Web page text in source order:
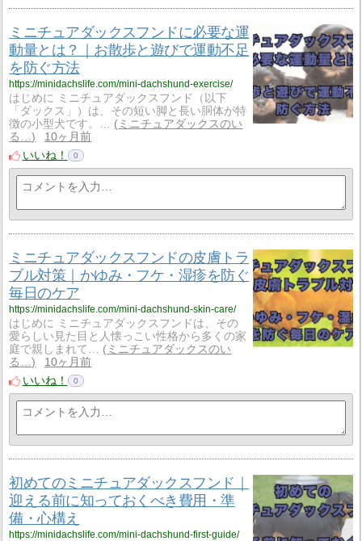
ミニチュアダックスフンドに必要な運
動量とは？｜お散歩と遊びで運動不足
を防ぐ方法
https://minidachslife.com/mini-dachshund-exercise/
はじめに ミニチュアダックスフンド（以下
「ダックス」）は、その短い脚と長い胴体が特
徴の小型犬です。…
ミニチュアダックスのい
る…
10ヶ月前
いいね！
0
ミニチュアダックスフンドの皮膚トラ
ブル対策｜かゆみ・フケ・湿疹を防ぐ
毎日のケア
https://minidachslife.com/mini-dachshund-skin-care/
はじめに ミニチュアダックスフンドは、その
愛らしい見た目と人懐っこい性格から多くの家
庭で親しまれて…
ミニチュアダックスのい
る…
10ヶ月前
いいね！
0
初めてのミニチュアダックスフンド｜
迎える前に知っておくべき費用・準
備・心構え
https://minidachslife.com/mini-dachshund-first-guide/